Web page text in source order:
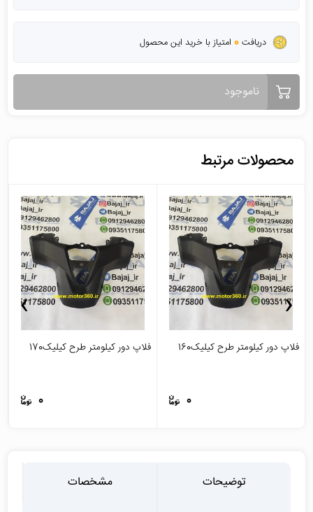
دریافت 0امتیاز با خرید این محصول
ناموجود
محصولات مرتبط
فلاپ دور کیلومتر طرح کیلیک160
0
فلاپ دور کیلومتر طرح کیلیک170
0
‹
›
توضیحات مشخصات